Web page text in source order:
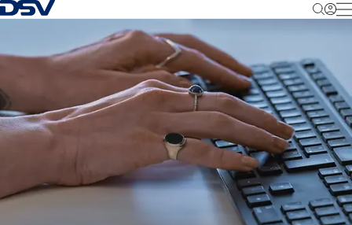
Retour à la page d'accueil